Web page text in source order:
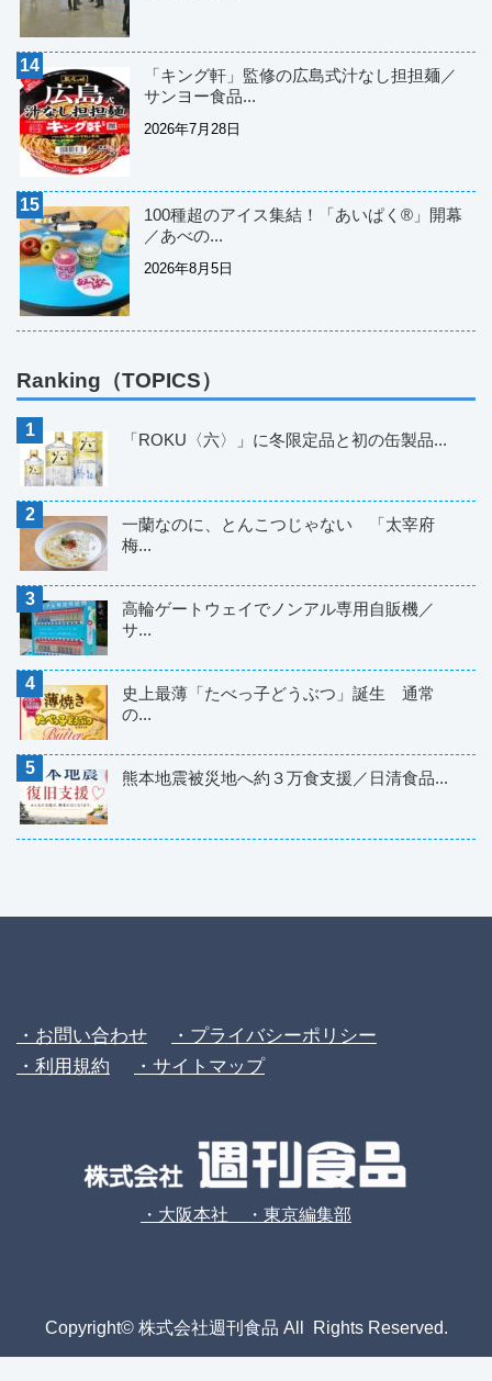
「キング軒」監修の広島式汁なし担担麺／
サンヨー食品...
2026年7月28日
100種超のアイス集結！「あいぱく®」開幕
／あべの...
2026年8月5日
Ranking（TOPICS）
「ROKU〈六〉」に冬限定品と初の缶製品...
一蘭なのに、とんこつじゃない 「太宰府
梅...
高輪ゲートウェイでノンアル専用自販機／
サ...
史上最薄「たべっ子どうぶつ」誕生 通常
の...
熊本地震被災地へ約３万食支援／日清食品...
・お問い合わせ
・プライバシーポリシー
・利用規約
・サイトマップ
・大阪本社 ・東京編集部
Copyright© 株式会社週刊食品 All Rights Reserved.